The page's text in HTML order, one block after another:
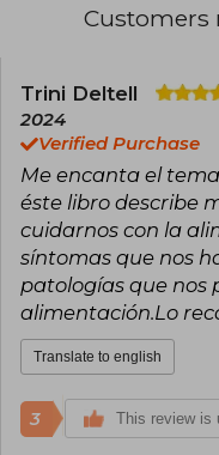
Her
clinic
also
inspires
recipes
Customers
Trini Deltell
2024
Verified Purchase
Me encanta el
éste libro describe
cuidarnos con la
síntomas que nos
patologías que nos
alimentación.Lo
Translate to english
3 This review is